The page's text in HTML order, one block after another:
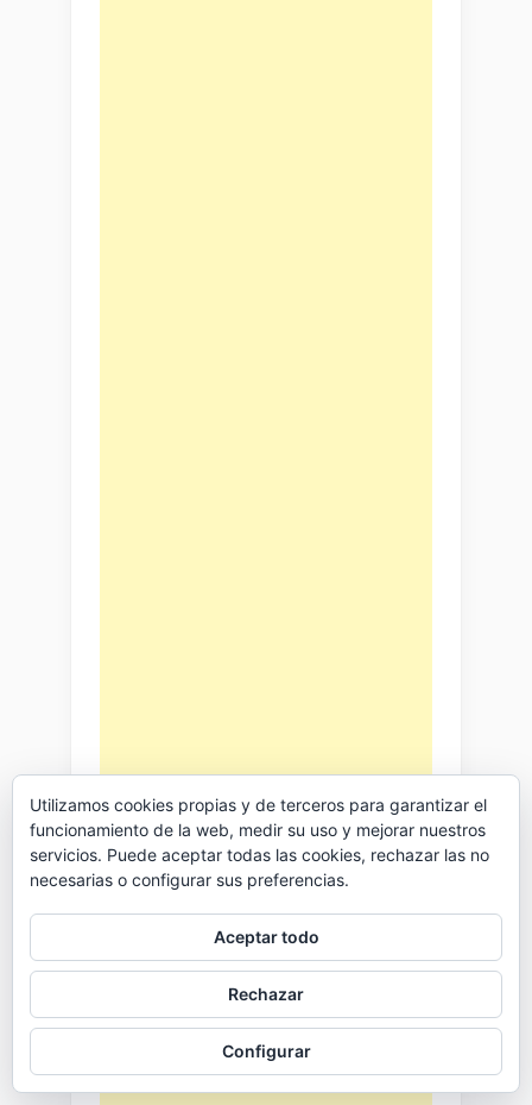
Utilizamos cookies propias y de terceros para garantizar el
funcionamiento de la web, medir su uso y mejorar nuestros
servicios. Puede aceptar todas las cookies, rechazar las no
necesarias o configurar sus preferencias.
Aceptar todo
Rechazar
Configurar